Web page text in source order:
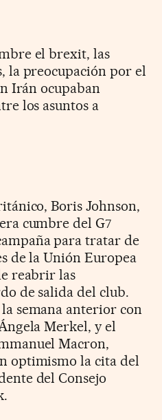
el brexit, las
la preocupación por el
Irán ocupaban
los asuntos a
Boris Johnson,
cumbre del G7
para tratar de
de la Unión Europea
reabrir las
de salida del club.
semana anterior con
Merkel, y el
Macron,
optimismo la cita del
del Consejo